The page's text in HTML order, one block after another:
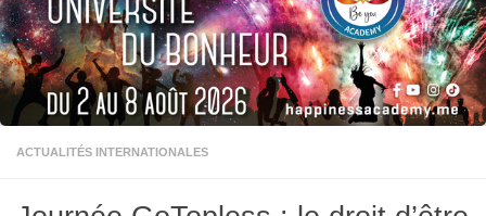
ACTUALITÉS INTERNATIONALES